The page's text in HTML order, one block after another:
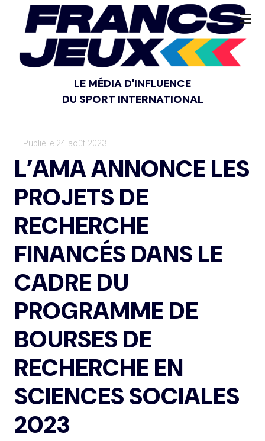
LE MÉDIA D'INFLUENCE
DU SPORT INTERNATIONAL
— Publié le 24 août 2023
L’AMA ANNONCE LES
PROJETS DE
RECHERCHE
FINANCÉS DANS LE
CADRE DU
PROGRAMME DE
BOURSES DE
RECHERCHE EN
SCIENCES SOCIALES
2023